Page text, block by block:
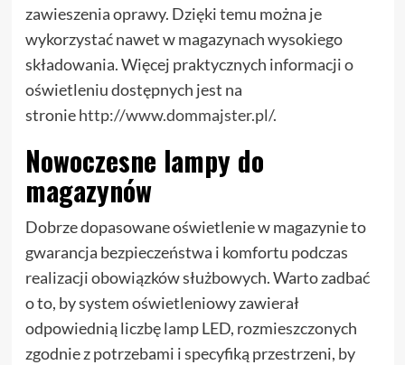
zawieszenia oprawy. Dzięki temu można je
wykorzystać nawet w magazynach wysokiego
składowania. Więcej praktycznych informacji o
oświetleniu dostępnych jest na
stroniehttp://www.dommajster.pl/.
Nowoczesne lampy do
magazynów
Dobrze dopasowane oświetlenie w magazynie to
gwarancja bezpieczeństwa i komfortu podczas
realizacji obowiązków służbowych. Warto zadbać
o to, by system oświetleniowy zawierał
odpowiednią liczbę lamp LED, rozmieszczonych
zgodnie z potrzebami i specyfiką przestrzeni, by